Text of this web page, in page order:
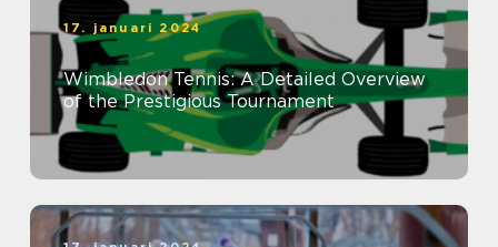
17. januari 2024
Wimbledon Tennis: A Detailed Overview
of the Prestigious Tournament